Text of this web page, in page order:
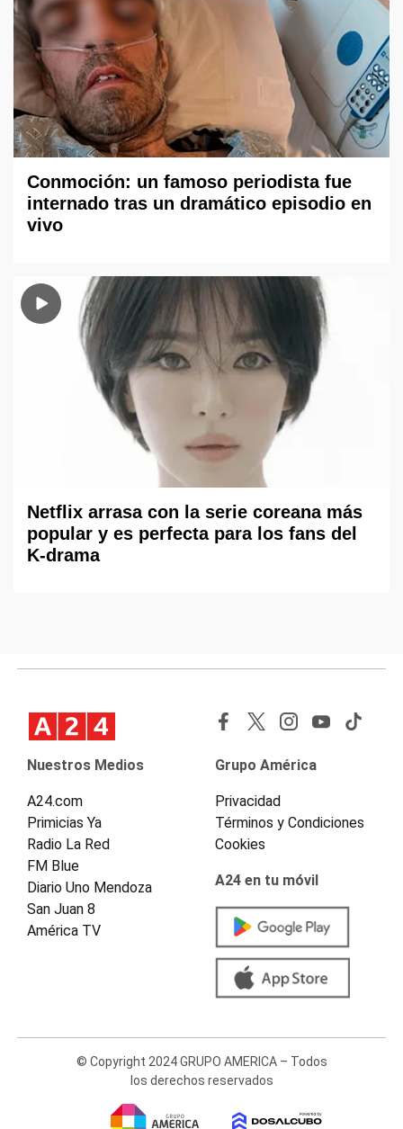
Conmoción: un famoso periodista fue
internado tras un dramático episodio en
vivo
Netflix arrasa con la serie coreana más
popular y es perfecta para los fans del
K-drama
Nuestros Medios
A24.com
Primicias Ya
Radio La Red
FM Blue
Diario Uno Mendoza
San Juan 8
América TV
Grupo América
Privacidad
Términos y Condiciones
Cookies
A24 en tu móvil
© Copyright 2024 GRUPO AMERICA – Todos
los derechos reservados